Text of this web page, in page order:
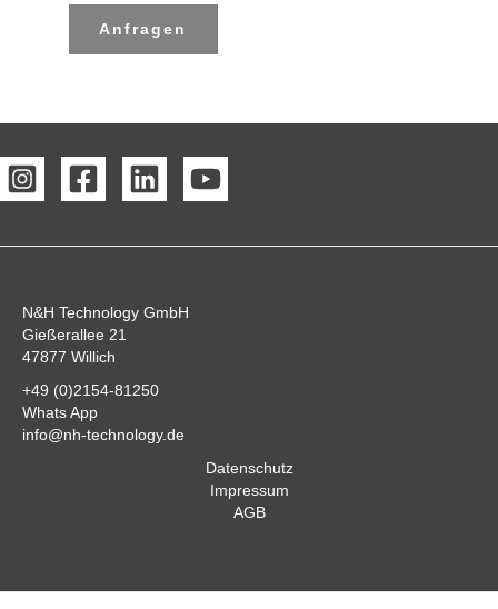
Anfragen
N&H Technology GmbH
Gießerallee 21
47877 Willich
+49 (0)2154-81250
Whats App
info@nh-technology.de
Datenschutz
Impressum
AGB